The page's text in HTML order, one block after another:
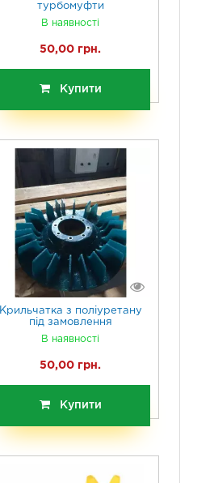
турбомуфти
В наявності
50,00 грн.
Купити
Крильчатка з поліуретану
під замовлення
В наявності
50,00 грн.
Купити